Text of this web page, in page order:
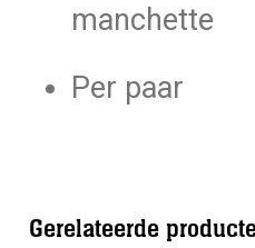
manchette
Per paar
Gerelateerde